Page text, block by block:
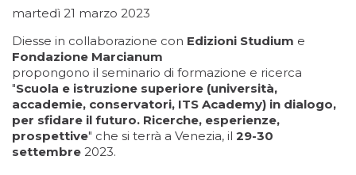
martedì 21 marzo 2023
Diesse in collaborazione con Edizioni Studium e
Fondazione Marcianum
propongono il seminario di formazione e ricerca
"Scuola e istruzione superiore (università,
accademie, conservatori, ITS Academy) in dialogo,
per sfidare il futuro. Ricerche, esperienze,
prospettive" che si terrà a Venezia, il 29-30
settembre 2023.